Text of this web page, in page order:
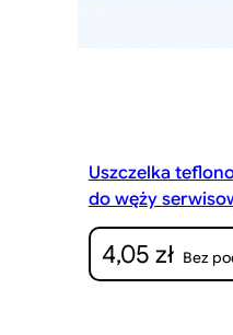
Uszczelka
do węży
4,05 zł Bez